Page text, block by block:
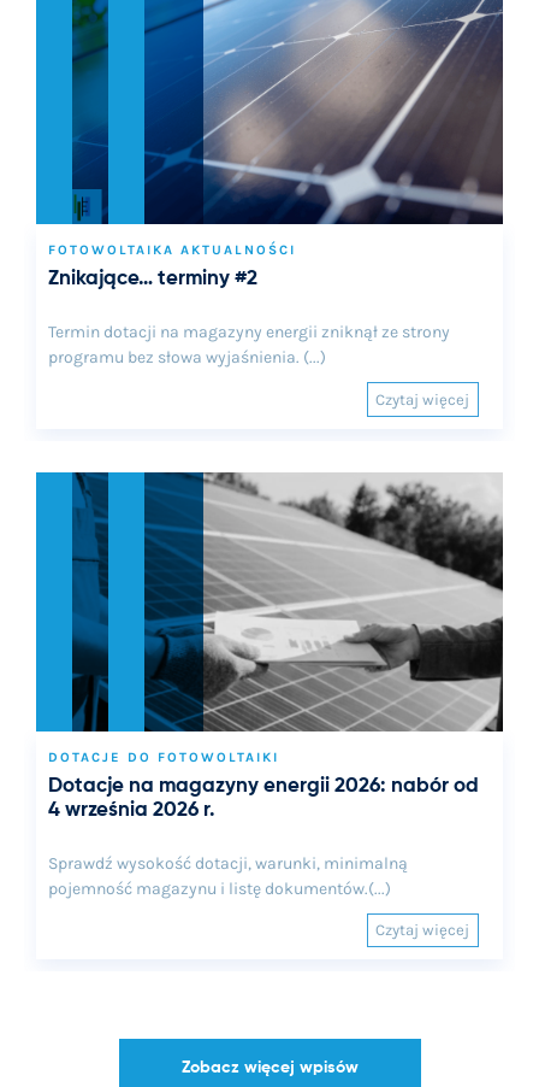
FOTOWOLTAIKA AKTUALNOŚCI
Znikające… terminy #2
Termin dotacji na magazyny energii zniknął ze strony
programu bez słowa wyjaśnienia. (...)
Czytaj więcej
DOTACJE DO FOTOWOLTAIKI
Dotacje na magazyny energii 2026: nabór od
4 września 2026 r.
Sprawdź wysokość dotacji, warunki, minimalną
pojemność magazynu i listę dokumentów.(...)
Czytaj więcej
Zobacz więcej wpisów